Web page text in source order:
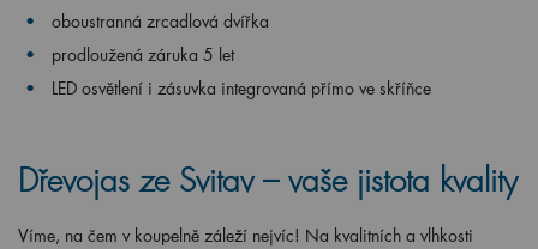
oboustranná zrcadlová dvířka
prodloužená záruka 5 let
LED osvětlení i zásuvka integrovaná přímo ve skříňce
Dřevojas ze Svitav – vaše jistota kvality
Víme, na čem v koupelně záleží nejvíc! Na kvalitních a vlhkosti